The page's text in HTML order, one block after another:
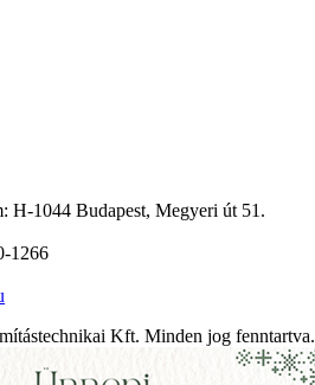
H-1044 Budapest, Megyeri út 51.
1266
Kft. Minden jog fenntartva.